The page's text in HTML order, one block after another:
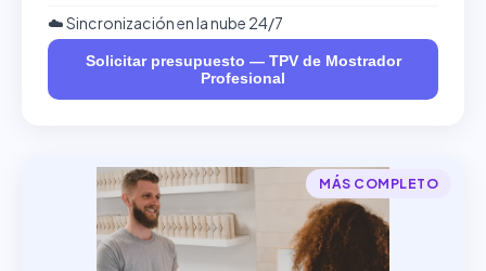
☁️ Sincronización en la nube 24/7
Solicitar presupuesto — TPV de Mostrador
Profesional
MÁS COMPLETO